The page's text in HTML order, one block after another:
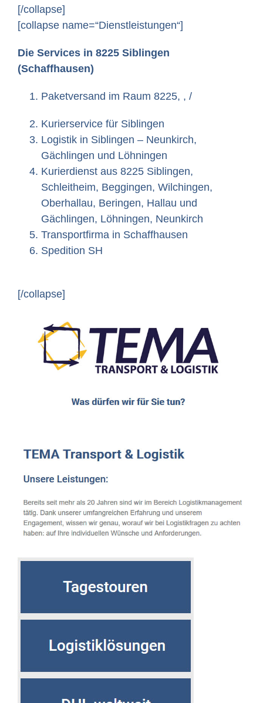
[/collapse]
[collapse name=“Dienstleistungen“]
Die Services in 8225 Siblingen
(Schaffhausen)
Paketversand im Raum 8225, , /
Kurierservice für Siblingen
Logistik in Siblingen – Neunkirch,
Gächlingen und Löhningen
Kurierdienst aus 8225 Siblingen,
Schleitheim, Beggingen, Wilchingen,
Oberhallau, Beringen, Hallau und
Gächlingen, Löhningen, Neunkirch
Transportfirma in Schaffhausen
Spedition SH
[/collapse]